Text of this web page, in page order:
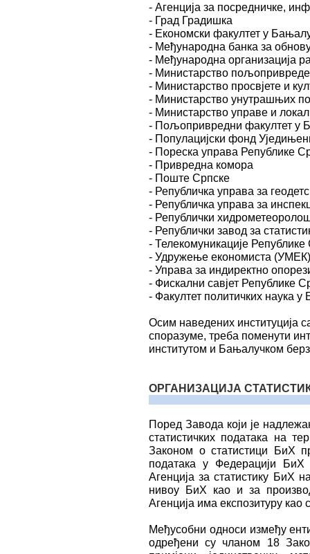
- Агенција за посредничке,
- Град Градишка
- Економски факултет у
- Међународна банка за
- Међународна организација
- Министарство
- Министарство просвјете и
- Министарство унутрашњих
- Министарство управе и
- Пољопривредни факултет у
- Популацијски фонд
- Пореска управа Републике
- Привредна комора
- Поште Српске
- Републичка управа за
- Републичка управа за
- Републички
- Републички завод за
- Телекомуникације Републике
- Удружење економиста (УМЕК)
- Управа за индиректно
- Фискални савјет Републике
- Факултет политичких наука
Осим наведених институција
споразуме, треба поменути
институтом и Бањалучком
ОРГАНИЗАЦИЈА
Поред Завода који је
статистичких података на
Законом о статистици БиХ
података у Федерацији
Агенција за статистику БиХ
нивоу БиХ као и за
Агенција има експозитуру као
Међусобни односи између
одређени су чланом 18